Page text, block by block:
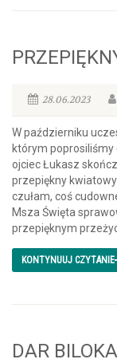
28.06.2023
W październiku
którym poprosiliśmy
ojciec Łukasz
przepiękny
czułam, coś
Msza Święta
przepięknym
KONTYNUUJ CZYTANIE
DAR